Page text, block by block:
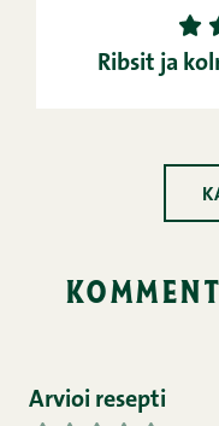
1
Ribsit ja
Arvioi resepti